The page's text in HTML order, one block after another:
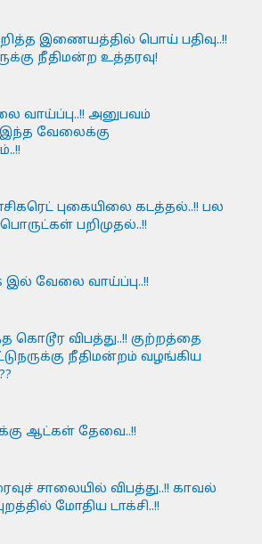
இணையத்தில் பொய் பதிவு..!!
நீதிமன்ற உத்தரவு!
வாய்ப்பு..!! அனுபவம்
வேலைக்கு
புகையிலை கடத்தல்..!! பல
பறிமுதல்..!!
இல் வேலை வாய்ப்பு..!!
கொடூர விபத்து..!! குற்றத்தை
நீதிமன்றம் வழங்கிய
ஆட்கள் தேவை..!!
சாலையில் விபத்து..!! காவல்
மோதிய டாக்சி..!!